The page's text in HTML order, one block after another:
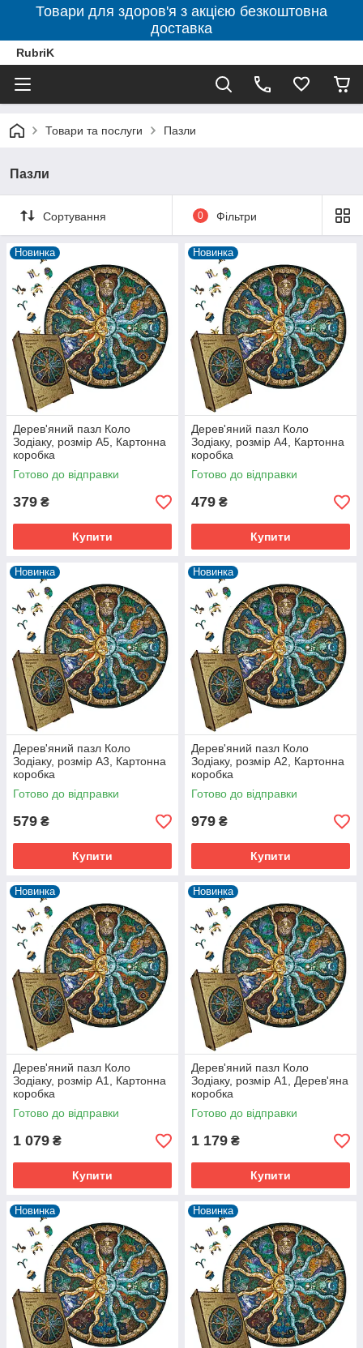
Товари для здоров'я з акцією безкоштовна
доставка
RubriK
Товари та послуги Пазли
Пазли
Сортування 0 Фільтри
Новинка
Дерев'яний пазл Коло
Зодіаку, розмір А5, Картонна
коробка
Готово до відправки
379 ₴
Купити
Новинка
Дерев'яний пазл Коло
Зодіаку, розмір А4, Картонна
коробка
Готово до відправки
479 ₴
Купити
Новинка
Дерев'яний пазл Коло
Зодіаку, розмір А3, Картонна
коробка
Готово до відправки
579 ₴
Купити
Новинка
Дерев'яний пазл Коло
Зодіаку, розмір А2, Картонна
коробка
Готово до відправки
979 ₴
Купити
Новинка
Дерев'яний пазл Коло
Зодіаку, розмір А1, Картонна
коробка
Готово до відправки
1 079 ₴
Купити
Новинка
Дерев'яний пазл Коло
Зодіаку, розмір А1, Дерев'яна
коробка
Готово до відправки
1 179 ₴
Купити
Новинка Новинка